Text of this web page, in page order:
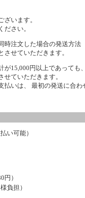
います。
さい。
時注文した場合の発送方法
せていただきます。
が15,000円以上であっても
ていただきます。
いは、 最初の発送に合わ
い可能）
円）
負担）